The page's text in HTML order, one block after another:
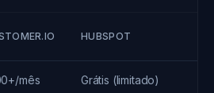
HUBSPOT
mês Grátis (limitado)